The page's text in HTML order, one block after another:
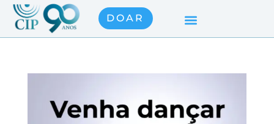
DOAR